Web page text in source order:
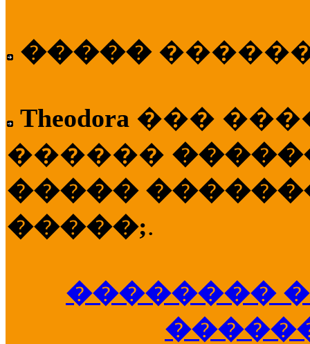
�����
Theodora ���
������
�����
�����;.
��������